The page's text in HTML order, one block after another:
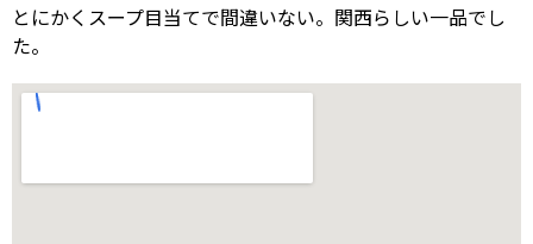
とにかくスープ目当てで間違いない。関西らしい一品でし
た。